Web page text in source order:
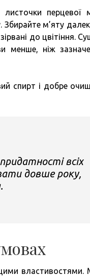
перцевої
Збирайте м’яту
до цвітіння.
менше, ніж
спирт і добре
всіх
довше року,
властивостями.